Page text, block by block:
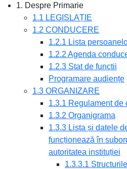
1. Despre Primarie
1.1 LEGISLAȚIE
1.2 CONDUCERE
1.2.1 Lista
1.2.2 Agenda
1.2.3 Stat de functii
Programare audiențe
1.3 ORGANIZARE
1.3.1 Regulament de
1.3.2 Organigrama
1.3.3 Lista și datele
funcționează în
autoritatea instituției
1.3.3.1